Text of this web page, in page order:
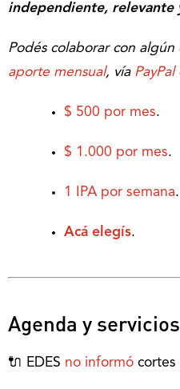
independiente, relevante
Podés colaborar con algún
aporte mensual, víaPayPal
$ 500 por mes.
$ 1.000 por mes.
1 IPA por semana.
Acá elegís.
Agenda y servicios
🔌 EDES no informó cortes